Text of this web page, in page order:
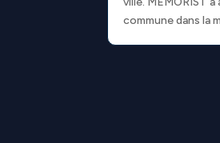
commune dans la